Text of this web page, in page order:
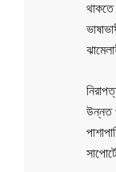
থাকতে
উন্নত